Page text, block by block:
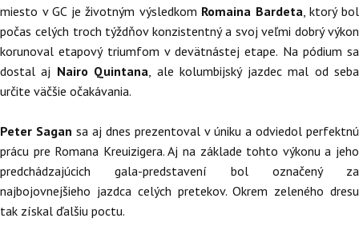
miesto v GC je životným výsledkom Romaina Bardeta , ktorý bol
počas celých troch týždňov konzistentný a svoj veľmi dobrý výkon
korunoval etapový triumfom v devätnástej etape. Na pódium sa
dostal aj Nairo Quintana , ale kolumbijský jazdec mal od seba
určite väčšie očakávania.
Peter Sagan sa aj dnes prezentoval v úniku a odviedol perfektnú
prácu pre Romana Kreuizigera. Aj na základe tohto výkonu a jeho
predchádzajúcich gala-predstavení bol označený za
najbojovnejšieho jazdca celých pretekov. Okrem zeleného dresu
tak získal ďalšiu poctu.